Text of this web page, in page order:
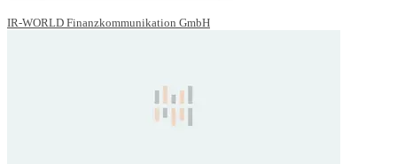
IR-WORLD Finanzkommunikation GmbH